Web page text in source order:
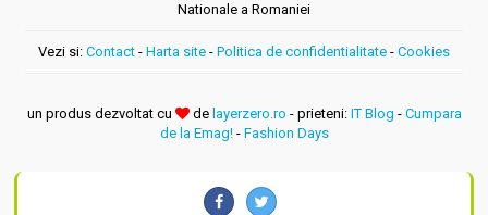
Nationale a Romaniei
Vezi si: Contact - Harta site - Politica de confidentialitate - Cookies
un produs dezvoltat cu de layerzero.ro - prieteni: IT Blog - Cumpara
de la Emag!- Fashion Days